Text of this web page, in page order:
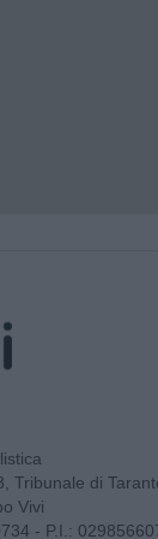
Tribunale di
Vivi
- P.I.: